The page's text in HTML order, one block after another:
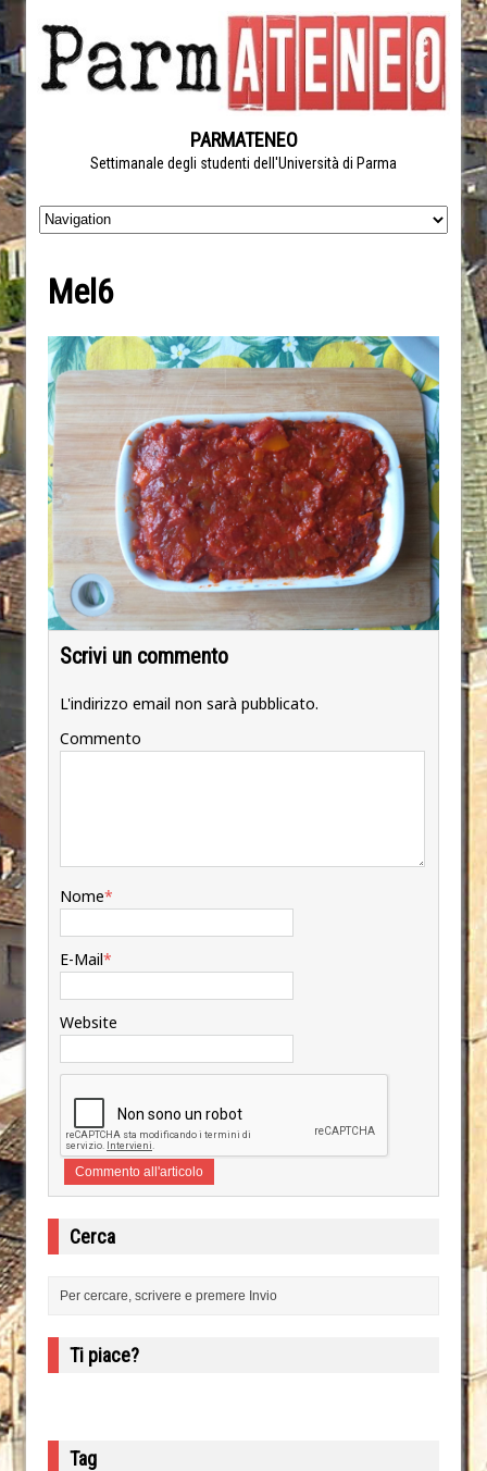
PARMATENEO
Settimanale degli studenti dell'Università di Parma
Mel6
Scrivi un commento
L'indirizzo email non sarà pubblicato.
Commento
Nome*
E-Mail*
Website
Cerca
Ti piace?
Tag